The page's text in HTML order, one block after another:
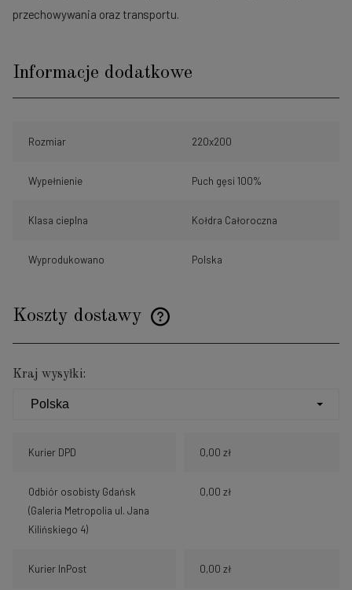
przechowywania oraz transportu.
Informacje dodatkowe
Rozmiar 220x200
Wypełnienie Puch gęsi 100%
Klasa cieplna Kołdra Całoroczna
Wyprodukowano Polska
Koszty dostawy
Cena nie zawiera ewentualnych kosztów płatności
Kraj wysyłki:
Kurier DPD 0,00 zł
Odbiór osobisty Gdańsk
(Galeria Metropolia ul. Jana
Kilińskiego 4)
0,00 zł
Kurier InPost 0,00 zł